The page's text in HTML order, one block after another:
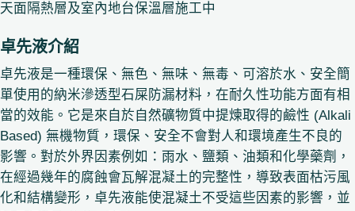
天面隔熱層及室內地台保溫層施工中
卓先液介紹
卓先液是一種環保、無色、無味、無毒、可溶於水、安全簡
單使用的納米滲透型石屎防漏材料，在耐久性功能方面有相
當的效能。它是來自於自然礦物質中提煉取得的鹼性 (Alkali
Based) 無機物質，環保、安全不會對人和環境產生不良的
影響。對於外界因素例如：雨水、鹽類、油類和化學藥劑，
在經過幾年的腐蝕會瓦解混凝土的完整性，導致表面枯污風
化和結構變形，卓先液能使混凝土不受這些因素的影響，並